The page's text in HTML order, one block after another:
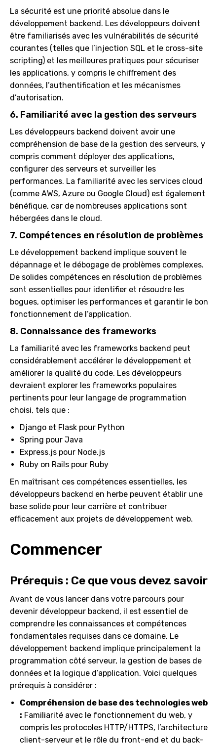
La sécurité est une priorité absolue dans le
développement backend. Les développeurs doivent
être familiarisés avec les vulnérabilités de sécurité
courantes (telles que l’injection SQL et le cross-site
scripting) et les meilleures pratiques pour sécuriser
les applications, y compris le chiffrement des
données, l’authentification et les mécanismes
d’autorisation.
6. Familiarité avec la gestion des serveurs
Les développeurs backend doivent avoir une
compréhension de base de la gestion des serveurs, y
compris comment déployer des applications,
configurer des serveurs et surveiller les
performances. La familiarité avec les services cloud
(comme AWS, Azure ou Google Cloud) est également
bénéfique, car de nombreuses applications sont
hébergées dans le cloud.
7. Compétences en résolution de problèmes
Le développement backend implique souvent le
dépannage et le débogage de problèmes complexes.
De solides compétences en résolution de problèmes
sont essentielles pour identifier et résoudre les
bogues, optimiser les performances et garantir le bon
fonctionnement de l’application.
8. Connaissance des frameworks
La familiarité avec les frameworks backend peut
considérablement accélérer le développement et
améliorer la qualité du code. Les développeurs
devraient explorer les frameworks populaires
pertinents pour leur langage de programmation
choisi, tels que :
Django et Flask pour Python
Spring pour Java
Express.js pour Node.js
Ruby on Rails pour Ruby
En maîtrisant ces compétences essentielles, les
développeurs backend en herbe peuvent établir une
base solide pour leur carrière et contribuer
efficacement aux projets de développement web.
Commencer
Prérequis : Ce que vous devez savoir
Avant de vous lancer dans votre parcours pour
devenir développeur backend, il est essentiel de
comprendre les connaissances et compétences
fondamentales requises dans ce domaine. Le
développement backend implique principalement la
programmation côté serveur, la gestion de bases de
données et la logique d’application. Voici quelques
prérequis à considérer :
Compréhension de base des technologies web
: Familiarité avec le fonctionnement du web, y
compris les protocoles HTTP/HTTPS, l’architecture
client-serveur et le rôle du front-end et du back-